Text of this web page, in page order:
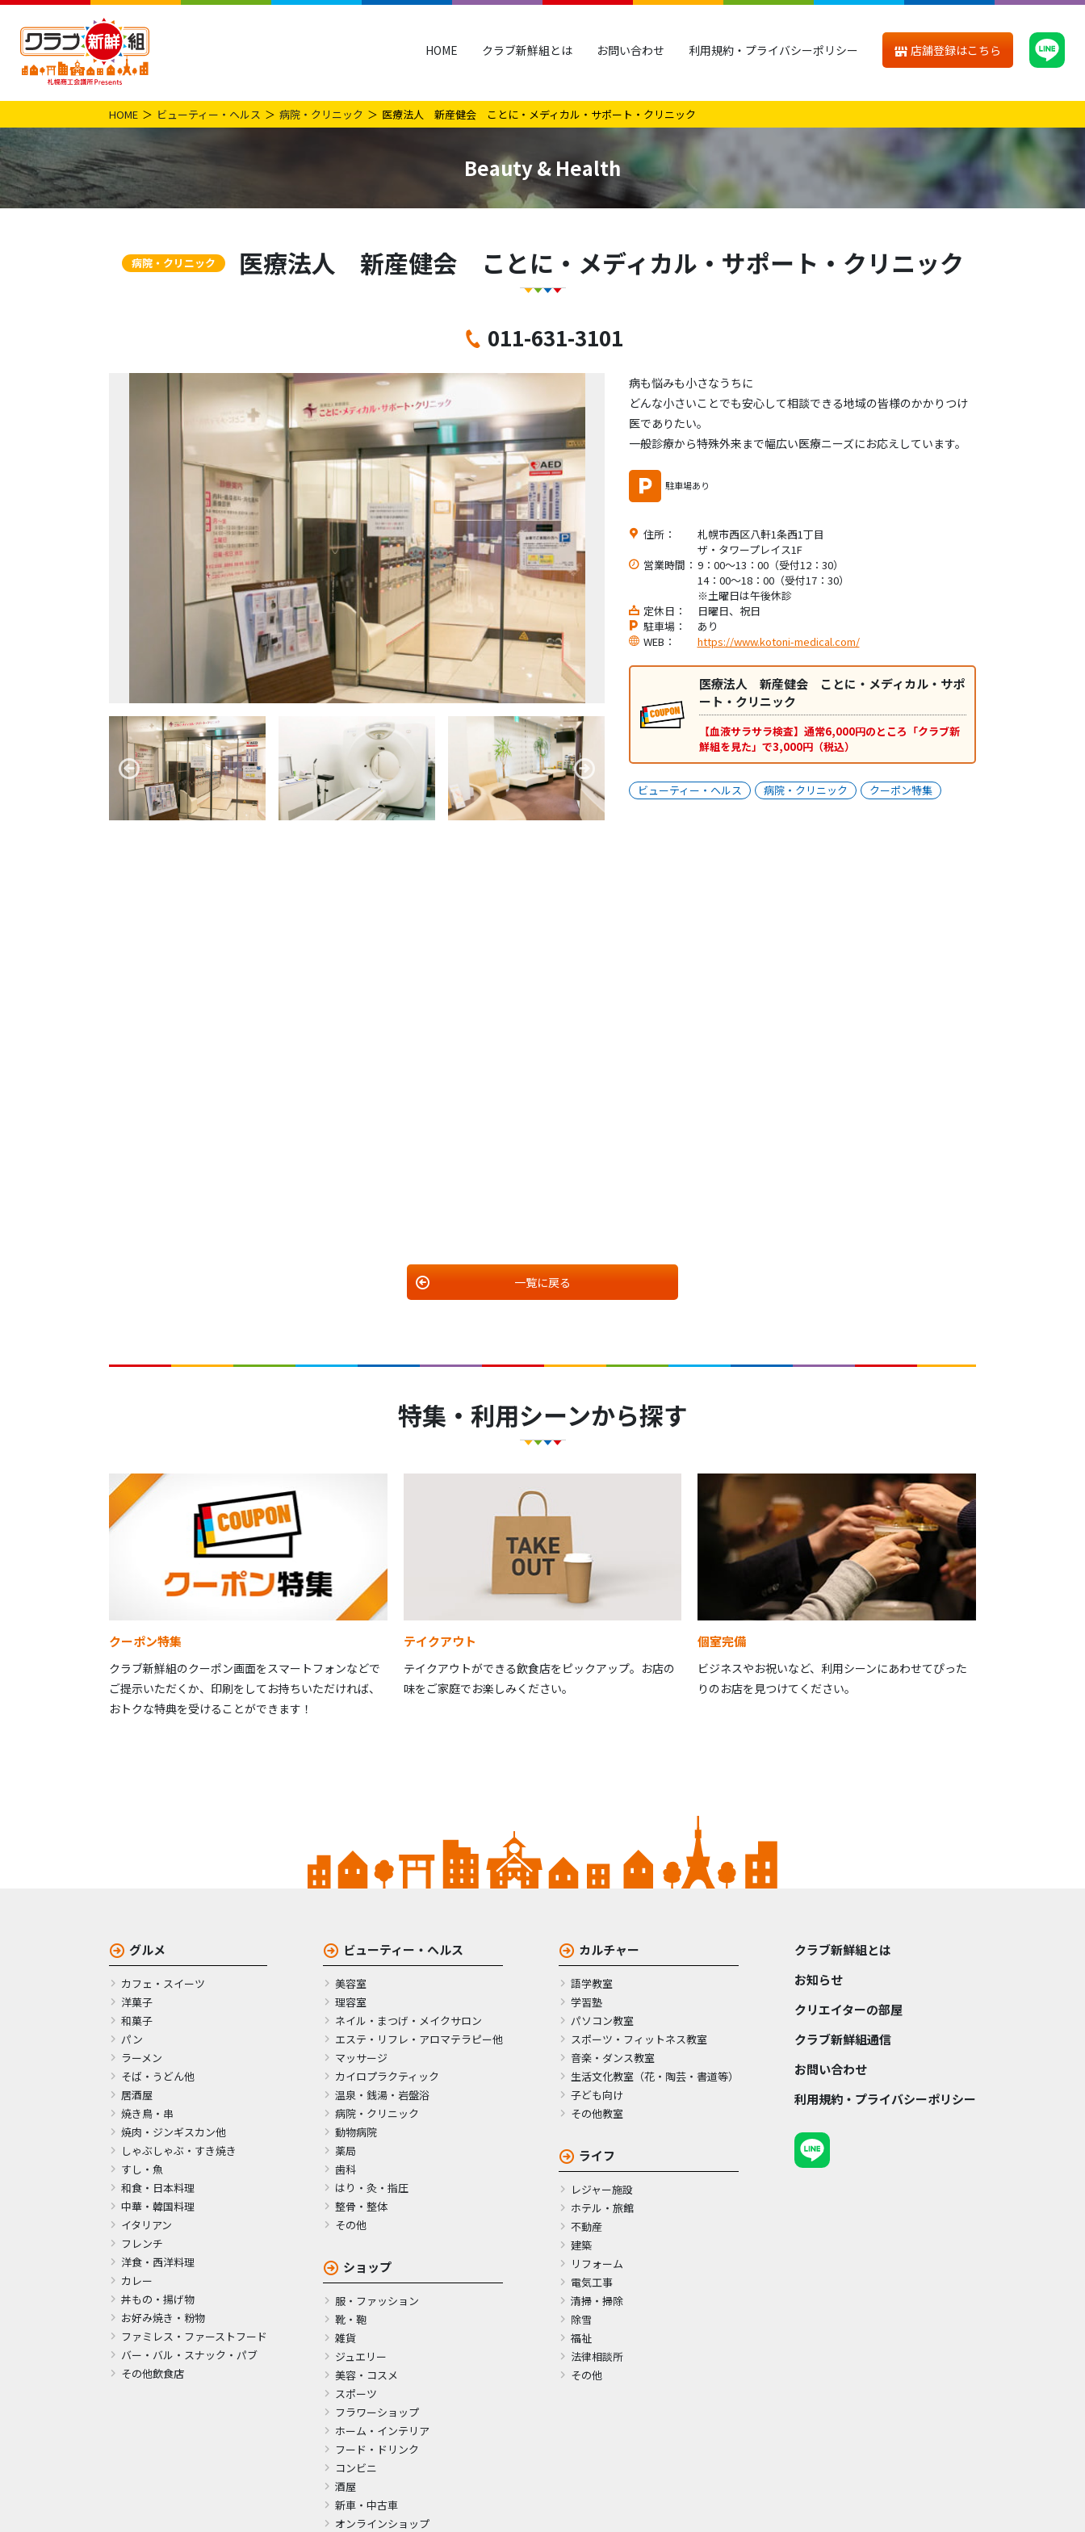
HOME クラブ新鮮組とは お問い合わせ 利用規約・プライバシーポリシー 店舗登録はこちら
HOME ビューティー・ヘルス 病院・クリニック 医療法人 新産健会 ことに・メディカル・サポート・クリニック
Beauty & Health
病院・クリニック 医療法人 新産健会 ことに・メディカル・サポート・クリニック
011-631-3101
病も悩みも小さなうちに
どんな小さいことでも安心して相談できる地域の皆様のかかりつけ
医でありたい。
一般診療から特殊外来まで幅広い医療ニーズにお応えしています。
駐車場あり
住所：
札幌市西区八軒1条西1丁目
ザ・タワープレイス1F
営業時間： 9：00～13：00（受付12：30）
14：00～18：00（受付17：30）
※土曜日は午後休診
定休日：
日曜日、祝日
駐車場：
あり
WEB：
https://www.kotoni-medical.com/
医療法人 新産健会 ことに・メディカル・サポ
ート・クリニック
【血液サラサラ検査】通常6,000円のところ「クラブ新
鮮組を見た」で3,000円（税込）
ビューティー・ヘルス 病院・クリニック クーポン特集
一覧に戻る
特集・利用シーンから探す
クーポン特集
クラブ新鮮組のクーポン画面をスマートフォンなどで
ご提示いただくか、印刷をしてお持ちいただければ、
おトクな特典を受けることができます！
テイクアウト
テイクアウトができる飲食店をピックアップ。お店の
味をご家庭でお楽しみください。
個室完備
ビジネスやお祝いなど、利用シーンにあわせてぴった
りのお店を見つけてください。
グルメ
カフェ・スイーツ
洋菓子
和菓子
パン
ラーメン
そば・うどん他
居酒屋
焼き鳥・串
焼肉・ジンギスカン他
しゃぶしゃぶ・すき焼き
すし・魚
和食・日本料理
中華・韓国料理
イタリアン
フレンチ
洋食・西洋料理
カレー
丼もの・揚げ物
お好み焼き・粉物
ファミレス・ファーストフード
バー・バル・スナック・パブ
その他飲食店
ビューティー・ヘルス
美容室
理容室
ネイル・まつげ・メイクサロン
エステ・リフレ・アロマテラピー他
マッサージ
カイロプラクティック
温泉・銭湯・岩盤浴
病院・クリニック
動物病院
薬局
歯科
はり・灸・指圧
整骨・整体
その他
ショップ
服・ファッション
靴・鞄
雑貨
ジュエリー
美容・コスメ
スポーツ
フラワーショップ
ホーム・インテリア
フード・ドリンク
コンビニ
酒屋
新車・中古車
オンラインショップ
カルチャー
語学教室
学習塾
パソコン教室
スポーツ・フィットネス教室
音楽・ダンス教室
生活文化教室（花・陶芸・書道等）
子ども向け
その他教室
ライフ
レジャー施設
ホテル・旅館
不動産
建築
リフォーム
電気工事
清掃・掃除
除雪
福祉
法律相談所
その他
クラブ新鮮組とは
お知らせ
クリエイターの部屋
クラブ新鮮組通信
お問い合わせ
利用規約・プライバシーポリシー